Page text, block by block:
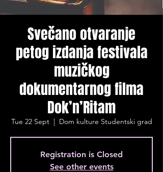
Svečano otvaranje
petog izdanja festivala
muzičkog
dokumentarnog filma
Dok’n’Ritam
Tue 22 Sept
  |
Dom kulture Studentski grad
Registration is Closed
See other events